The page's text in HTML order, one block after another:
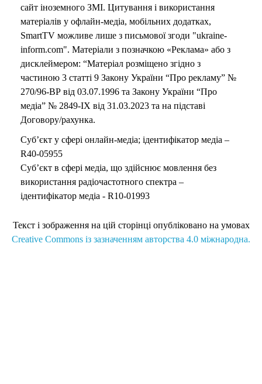
сайт іноземного ЗМІ. Цитування і використання
матеріалів у офлайн-медіа, мобільних додатках,
SmartTV можливе лише з письмової згоди "ukraine-
inform.com". Матеріали з позначкою «Реклама» або з
дисклеймером: “Матеріал розміщено згідно з
частиною 3 статті 9 Закону України “Про рекламу” №
270/96-ВР від 03.07.1996 та Закону України “Про
медіа” № 2849-IX від 31.03.2023 та на підставі
Договору/рахунка.
Суб’єкт у сфері онлайн-медіа; ідентифікатор медіа –
R40-05955
Суб’єкт в сфері медіа, що здійснює мовлення без
використання радіочастотного спектра –
ідентифікатор медіа - R10-01993
Текст і зображення на цій сторінці опубліковано на умовах
Creative Commons із зазначенням авторства 4.0 міжнародна.